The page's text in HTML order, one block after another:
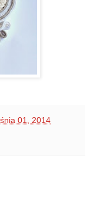
01, 2014